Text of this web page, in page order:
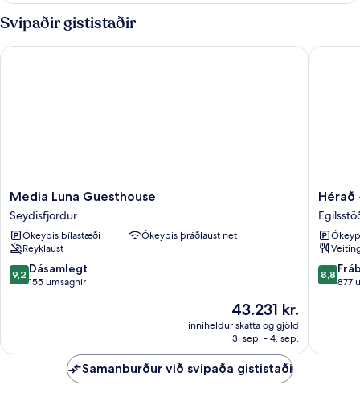
með
tvíbreiðu
rúmi
Svipaðir gististaðir
Media
Luna
Guesthouse
Seydisfjordur
Media Luna Guesthouse
Seydisfjordur
Ókeypis bílastæði
Ókeypis þráðlaust net
Reyklaust
9.2
af
9,2 Dásamlegt
155 umsagnir
Verðið
er
43.231 kr.
43.231 kr.
inniheldur skatta og gjöld
3. sep. - 4. sep.
Media Luna Guesthouse
Hérað
-
Berjaya
Iceland
Hotels
Hérað
8.8
af
8,8
877
Hérað -
Samanburður við svipaða gististaði